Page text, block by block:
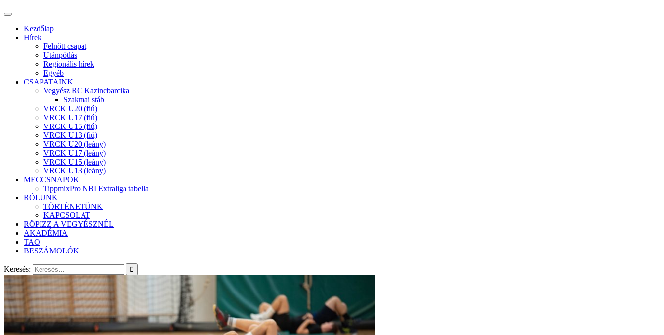
Kezdőlap
Hírek
Felnőtt csapat
Utánpótlás
Regionális hírek
Egyéb
CSAPATAINK
Vegyész RC Kazincbarcika
Szakmai stáb
VRCK U20 (fiú)
VRCK U17 (fiú)
VRCK U15 (fiú)
VRCK U13 (fiú)
VRCK U20 (leány)
VRCK U17 (leány)
VRCK U15 (leány)
VRCK U13 (leány)
MECCSNAPOK
TippmixPro NBI Extraliga tabella
RÓLUNK
TÖRTÉNETÜNK
KAPCSOLAT
RÖPIZZ A VEGYÉSZNÉL
AKADÉMIA
TAO
BESZÁMOLÓK
Keresés: